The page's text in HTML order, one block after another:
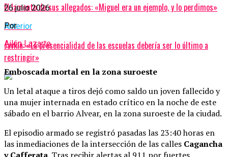
El lamento de sus allegados: «Miguel era un ejemplo, y lo perdimos»
Anterior
Javkin: «​La presencialidad de las escuelas debería ser lo último a
restringir»
26 julio 2026
Por
Ailén Lazarte
Emboscada mortal en la zona suroeste
Un letal ataque a tiros dejó como saldo un joven fallecido y
una mujer internada en estado crítico en la noche de este
sábado en el barrio Alvear, en la zona suroeste de la ciudad.
El episodio armado se registró pasadas las 23:40 horas en
las inmediaciones de la intersección de las calles Cagancha